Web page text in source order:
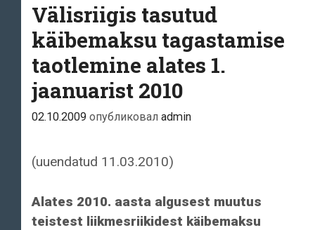
Välisriigis tasutud
käibemaksu tagastamise
taotlemine alates 1.
jaanuarist 2010
02.10.2009 опубликовал admin
(uuendatud 11.03.2010)
Alates 2010. aasta algusest muutus
teistest liikmesriikidest käibemaksu